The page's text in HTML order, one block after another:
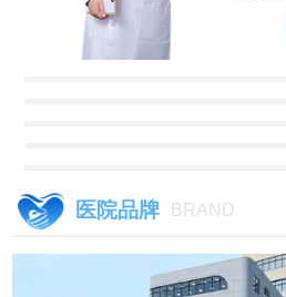
医院品牌 BRAND